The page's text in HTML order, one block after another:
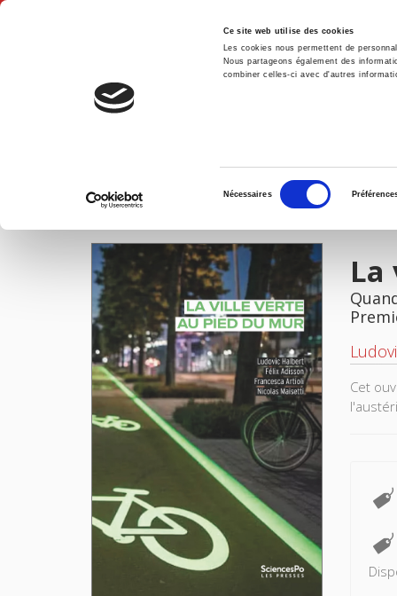
Ce site web utilise des cookies
Les cookies nous permettent de
Nous partageons également des
combiner celles-ci avec d'autres
consentement
Nécessaires
IMAGES
Cet